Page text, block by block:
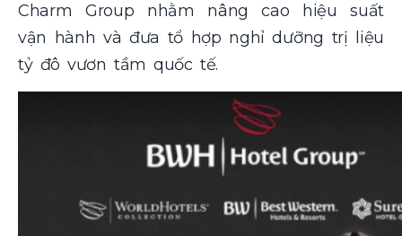
Charm Group nhằm nâng cao hiệu suất
vận hành và đưa tổ hợp nghỉ dưỡng trị liệu
tỷ đô vươn tầm quốc tế.